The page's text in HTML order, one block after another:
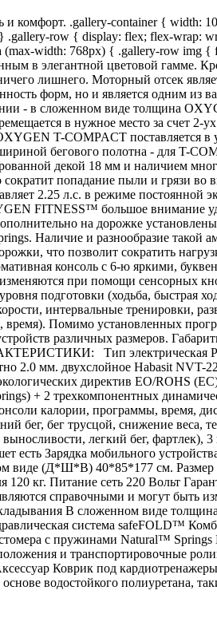
и комфорт. .gallery-container {
row { display: flex; flex-wrap:
(max-width: 768px) { .gallery-row
в элегантной цветовой гамме.
лишнего. Моторный отсек
форм, но и является одним
- в сложенном виде толщина
в нужное место за счет 2-
T-COMPACT поставляется
бегового полотна - для T-
декой 18 мм и наличием
попадание пыли и грязи
2.25 л.с. в режиме
FITNESS™ большое внимание
на дорожке
Наличие и разнообразие такой
что позволит сократить
консоль с 6-ю яркими,
при помощи сенсорных
подготовки (ходьба, быстрая
интервальные тренировки,
Помимо установленных
различных размеров.
Тип электрическая
2.0 мм. двухслойное Habasit NVT-
директив EO/ROHS
+ 2 трехкомпонентных
калории, программы, время,
бег, бег трусцой, снижение веса,
легкий бег,
есть Зарядка мобильного
виде (Д*Ш*В) 40*85*177 см.
120 кг. Питание сеть 220 Вольт
справочными и могут быть
В сложенном виде
система safeFOLD™
с пружинами Natural™
и транспортировочные
Коврик под
водостойкого полиуретана,